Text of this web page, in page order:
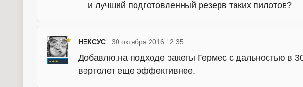
и лучший подготовленный резерв таких пилотов?
НЕКСУС 30 октября 2016 12:35
Добавлю,на подходе ракеты Гермес с дальностью в
вертолет еще эффективнее.